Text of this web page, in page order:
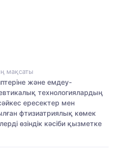
мақсаты
және емдеу-
технологиялардың
ересектер мен
фтизиатриялық көмек
өзіндік кәсіби қызметке